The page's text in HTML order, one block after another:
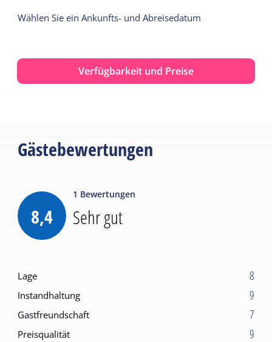
Wählen Sie ein Ankunfts- und Abreisedatum
Verfügbarkeit und Preise
Gästebewertungen
8,4
1 Bewertungen
Sehr gut
Lage 8
Instandhaltung 9
Gastfreundschaft 7
Preisqualität 9